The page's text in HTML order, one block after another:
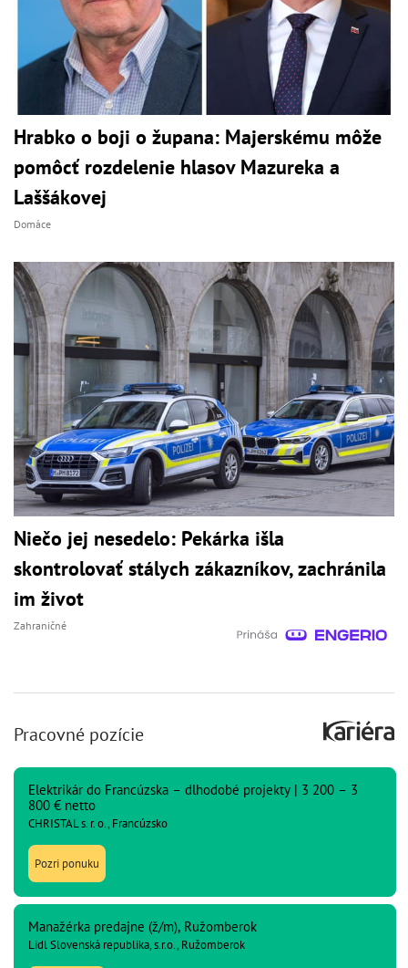
Hrabko o boji o župana: Majerskému môže
pomôcť rozdelenie hlasov Mazureka a
Laššákovej
Domáce
Niečo jej nesedelo: Pekárka išla
skontrolovať stálych zákazníkov, zachránila
im život
Zahraničné
Pracovné pozície
Elektrikár do Francúzska – dlhodobé projekty | 3 200 – 3
800 € netto
CHRISTAL s. r. o., Francúzsko
Pozri ponuku
Manažérka predajne (ž/m), Ružomberok
Lidl Slovenská republika, s.r.o., Ružomberok